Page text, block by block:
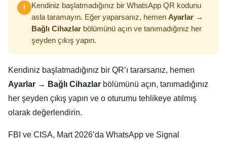
Kendiniz başlatmadığınız bir WhatsApp QR kodunu
asla taramayın. Eğer yaparsanız, hemen Ayarlar →
Bağlı Cihazlar bölümünü açın ve tanımadığınız her
şeyden çıkış yapın.
Kendiniz başlatmadığınız bir QR’ı tararsanız, hemen
Ayarlar → Bağlı Cihazlar bölümünü açın, tanımadığınız
her şeyden çıkış yapın ve o oturumu tehlikeye atılmış
olarak değerlendirin.
FBI ve CISA, Mart 2026’da WhatsApp ve Signal